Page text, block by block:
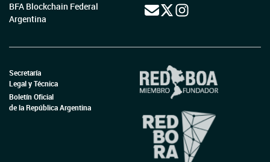
BFA Blockchain Federal
Argentina
Secretaría
Legal y Técnica
Boletín Oficial
de la República Argentina